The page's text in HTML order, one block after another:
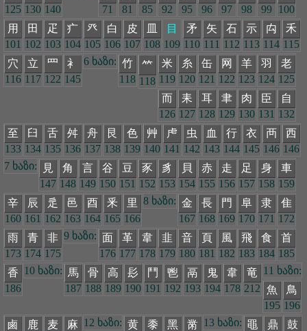
125 130 140
71
81
85
92
95
96
97
98
99 100
用
101
田
102
疋
103
疒
104
癶
105
白
106
皮
107
皿
108
目
109
矛
110
矢
111
石
112
示
113
禸
114
禾
115
穴
116
立
117
罒
122
衤
145
6 ხაზი: 竹
118
𥫗
118
米
119
糸
120
缶
121
网
122
羊
123
羽
124
老
125
而
126
耒
127
耳
128
聿
129
肉
130
臣
131
自
132
至
133
臼
134
舌
135
舛
136
舟
137
艮
138
色
139
艸
140
虍
141
虫
142
血
143
行
144
衣
145
襾
146
西
146
7 ხაზი:
見
147
角
148
言
149
谷
150
豆
151
豕
152
豸
153
貝
154
赤
155
走
156
足
157
身
158
車
159
辛
160
辰
161
辵
162
邑
163
酉
164
釆
165
里
166
8 ხაზი: 金
167
長
168
門
169
阜
170
隶
171
隹
172
雨
173
青
174
非
175
9 ხაზი: 面
176
革
177
韋
178
韭
179
音
180
頁
181
風
182
飛
183
食
184
首
185
香
186
10 ხაზი: 馬
187
骨
188
高
189
髟
190
鬥
191
鬯
192
鬲
193
鬼
194
韋
178
竜
212
11 ხაზი:
魚
195
鳥
196
鹵
鹿
麦
麻 12 ხაზი: 黄
黍
黑
黹 13 ხაზი: 黽
鼎
鼓